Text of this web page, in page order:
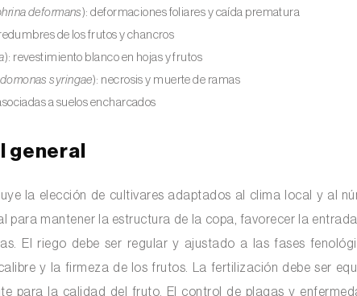
deformans): deformaciones foliares y caída prematura
de los frutos y chancros
): revestimiento blanco en hojas y frutos
syringae): necrosis y muerte de ramas
a suelos encharcados
general
la elección de cultivares adaptados al clima local y al
para mantener la estructura de la copa, favorecer la
El riego debe ser regular y ajustado a las fases
y la firmeza de los frutos. La fertilización debe ser
para la calidad del fruto. El control de plagas y